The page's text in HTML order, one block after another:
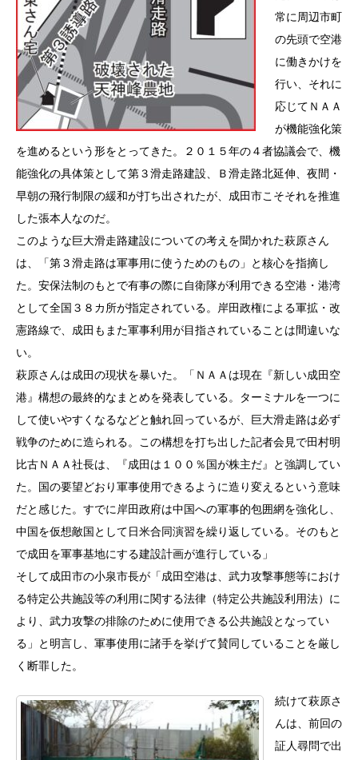
常に周辺市町
の先頭で空港
に働きかけを
行い、それに
応じてＮＡＡ
が機能強化策
を進めるという形をとってきた。２０１５年の４者協議会で、機
能強化の具体策として第３滑走路建設、Ｂ滑走路北延伸、夜間・
早朝の飛行制限の緩和が打ち出されたが、成田市こそそれを推進
した張本人なのだ。
このような巨大滑走路建設についての考えを聞かれた萩原さん
は、「第３滑走路は軍事用に使うためのもの」と核心を指摘し
た。安保法制のもとで有事の際に自衛隊が利用できる空港・港湾
として全国３８カ所が指定されている。岸田政権による軍拡・改
憲路線で、成田もまた軍事利用が目指されていることは間違いな
い。
萩原さんは成田の現状を暴いた。「ＮＡＡは現在『新しい成田空
港』構想の最終的なまとめを発表している。ターミナルを一つに
して使いやすくなるなどと触れ回っているが、巨大滑走路は必ず
戦争のために造られる。この構想を打ち出した記者会見で田村明
比古ＮＡＡ社長は、『成田は１００％国が株主だ』と強調してい
た。国の要望どおり軍事使用できるように造り変えるという意味
だと感じた。すでに岸田政府は中国への軍事的包囲網を強化し、
中国を仮想敵国として日米合同演習を繰り返している。そのもと
で成田を軍事基地にする建設計画が進行している」
そして成田市の小泉市長が「成田空港は、武力攻撃事態等におけ
る特定公共施設等の利用に関する法律（特定公共施設利用法）に
より、武力攻撃の排除のために使用できる公共施設となってい
る」と明言し、軍事使用に諸手を挙げて賛同していることを厳し
く断罪した。
続けて萩原さ
んは、前回の
証人尋問で出